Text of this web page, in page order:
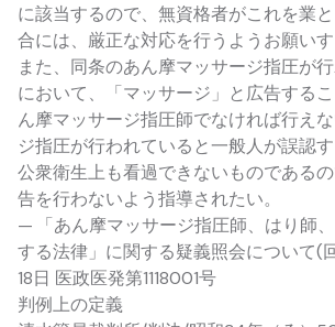
に該当するので、無資格者がこれを業
合には、厳正な対応を行うようお願いす
また、同条のあん摩マッサージ指圧が
において、「マッサージ」と広告する
ん摩マッサージ指圧師でなければ行え
ジ指圧が行われていると一般人が誤認す
公衆衛生上も看過できないものである
告を行わないよう指導されたい。
— 「あん摩マッサージ指圧師、はり師
する法律」に関する疑義照会について(
18日 医政医発第1118001号
判例上の定義